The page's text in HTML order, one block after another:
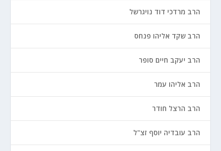
הרב מרדכי דוד נויגרשל
הרב שקד אליהו פנחס
הרב יעקב חיים סופר
הרב אליהו עמר
הרב הרצל חודר
הרב עובדיה יוסף זצ"ל